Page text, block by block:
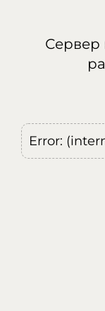
Сервер